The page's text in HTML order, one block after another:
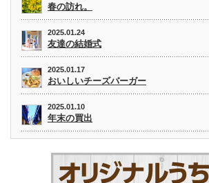
春の訪れ。
2025.01.24
友達の結婚式
2025.01.17
おいしいチーズバーガー
2025.01.10
年末の買出